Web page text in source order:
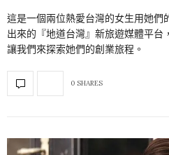
這是一個兩位熱愛台灣的女生用她們
出來的『地道台灣』新旅遊媒體平台
讓我們來探索她們的創業旅程。
0 SHARES